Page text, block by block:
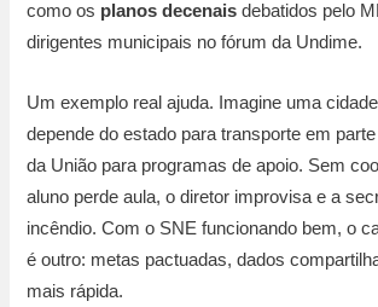
como os planos decenais debatidos pelo
dirigentes municipais no fórum da Undime.
Um exemplo real ajuda. Imagine uma
depende do estado para transporte em
da União para programas de apoio. Sem
aluno perde aula, o diretor improvisa e a
incêndio. Com o SNE funcionando bem, o
é outro: metas pactuadas, dados
mais rápida.